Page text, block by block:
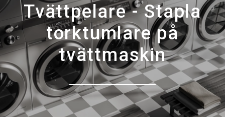
Tvättpelare - Stapla
torktumlare på
tvättmaskin